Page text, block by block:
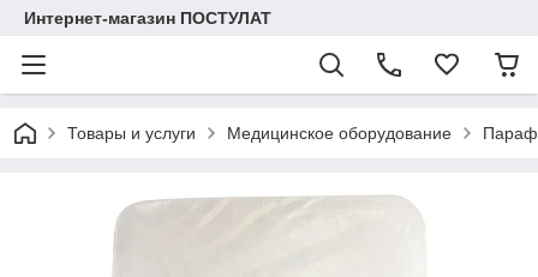
Интернет-магазин ПОСТУЛАТ
Товары и услуги Медицинское оборудование